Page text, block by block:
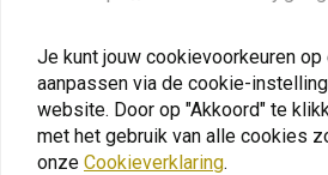
Je kunt jouw cookievoorkeuren
aanpassen via de cookie-
website. Door op "Akkoord" te
met het gebruik van alle cookies
onze Cookieverklaring.